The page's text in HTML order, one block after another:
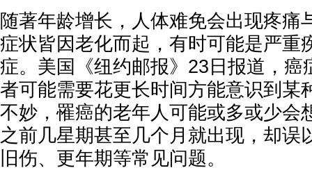
随著年龄增长，人体难免会出现疼痛
症状皆因老化而起，有时可能是严重
症。美国《纽约邮报》23日报道，癌
者可能需要花更长时间方能意识到某
不妙，罹癌的老年人可能或多或少会
之前几星期甚至几个月就出现，却误
旧伤、更年期等常见问题。